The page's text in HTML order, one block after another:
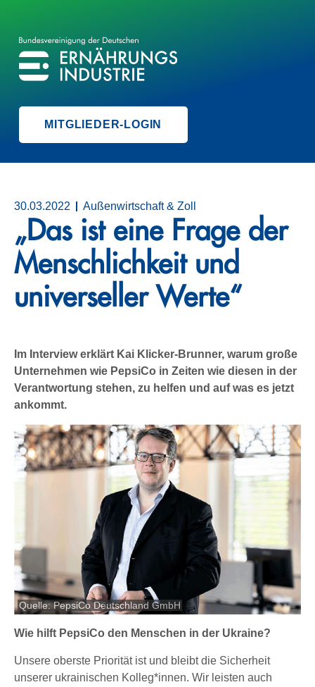
BVE
BUNDESVEREINIGUNG DER ERNÄHRUNGSINDUSTRIE
MITGLIEDER-LOGIN
30.03.2022 Außenwirtschaft & Zoll
„Das ist eine Frage der
Menschlichkeit und
universeller Werte“
Im Interview erklärt Kai Klicker-Brunner, warum große
Unternehmen wie PepsiCo in Zeiten wie diesen in der
Verantwortung stehen, zu helfen und auf was es jetzt
ankommt.
Quelle: PepsiCo Deutschland GmbH
Wie hilft PepsiCo den Menschen in der Ukraine?
Unsere oberste Priorität ist und bleibt die Sicherheit
unserer ukrainischen Kolleg*innen. Wir leisten auch